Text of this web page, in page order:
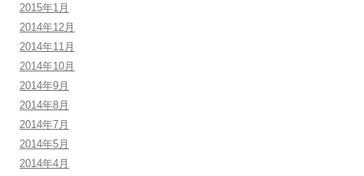
2015年1月
2014年12月
2014年11月
2014年10月
2014年9月
2014年8月
2014年7月
2014年5月
2014年4月